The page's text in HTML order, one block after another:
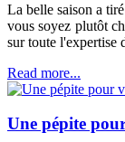
La belle saison a
vous soyez plutôt
sur toute l'expertise
Read more...
Une pépite